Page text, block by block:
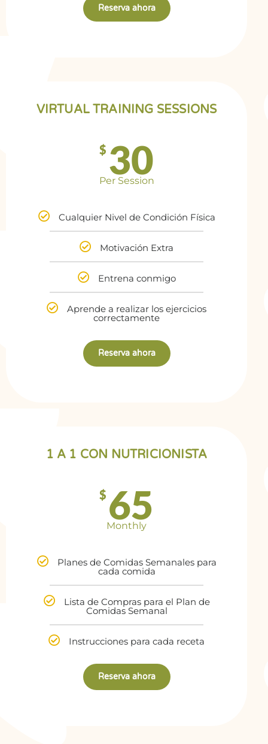
Reserva ahora
VIRTUAL TRAINING SESSIONS
$ 30
Per Session
Cualquier Nivel de Condición Física
Motivación Extra
Entrena conmigo
Aprende a realizar los ejercicios
correctamente
Reserva ahora
1 A 1 CON NUTRICIONISTA
$ 65
Monthly
Planes de Comidas Semanales para
cada comida
Lista de Compras para el Plan de
Comidas Semanal
Instrucciones para cada receta
Reserva ahora